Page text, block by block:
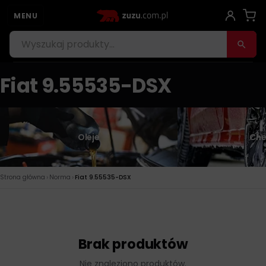
MENU
Fiat 9.55535-DSX
Oleje
Strona główna › Norma › Fiat 9.55535-DSX
Brak produktów
Nie znaleziono produktów.